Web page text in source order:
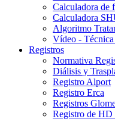
Calculadora de
Calculadora
Algoritmo
Vídeo -
Registros
Normativa
Diálisis y
Registro Alport
Registro Erca
Registros
Registro de